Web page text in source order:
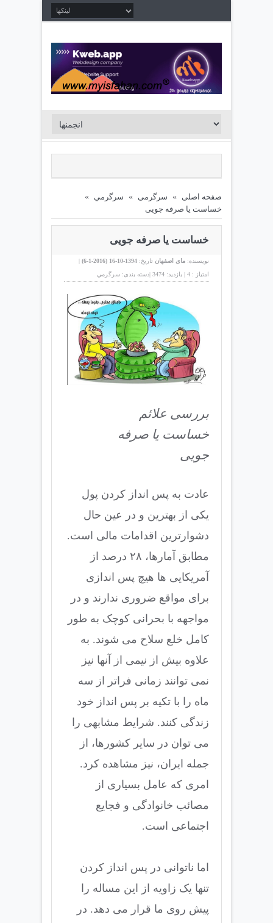
صفحه اصلی » سرگرمی » سرگرمي »
خساست یا صرفه جویی
خساست یا صرفه جویی
نویسنده: مای اصفهان تاریخ: 1394-10-16 (
2016-1-6
)
|
امتیاز : 4
| بازدید: 3474
|دسته بندی: سرگرمي
بررسی علائم
خساست یا صرفه
جویی
عادت به پس انداز کردن پول
یکی از بهترین و در عین حال
دشوارترین اقدامات مالی است.
مطابق آمارها، ۲۸ درصد از
آمریکایی ها هیچ پس اندازی
برای مواقع ضروری ندارند و در
مواجهه با بحرانی کوچک به طور
کامل خلع سلاح می شوند. به
علاوه بیش از نیمی از آنها نیز
نمی توانند زمانی فراتر از سه
ماه را با تکیه بر پس انداز خود
زندگی کنند. شرایط مشابهی را
می توان در سایر کشورها، از
جمله ایران، نیز مشاهده کرد.
امری که عامل بسیاری از
مصائب خانوادگی و فجایع
اجتماعی است.
اما ناتوانی در پس انداز کردن
تنها یک زاویه از این مساله را
پیش روی ما قرار می دهد. در